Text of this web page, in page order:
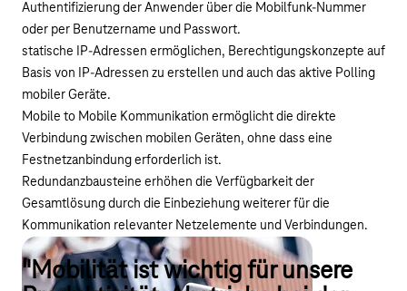
Authentifizierung der Anwender über die Mobilfunk-Nummer
oder per Benutzername und Passwort.
statische IP-Adressen ermöglichen, Berechtigungskonzepte auf
Basis von IP-Adressen zu erstellen und auch das aktive Polling
mobiler Geräte.
Mobile to Mobile Kommunikation ermöglicht die direkte
Verbindung zwischen mobilen Geräten, ohne dass eine
Festnetzanbindung erforderlich ist.
Redundanzbausteine erhöhen die Verfügbarkeit der
Gesamtlösung durch die Einbeziehung weiterer für die
Kommunikation relevanter Netzelemente und Verbindungen.
"Mobilität ist wichtig für unsere